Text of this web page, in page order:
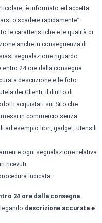
è informato ed accetta
o scadere rapidamente”
le caratteristiche e le qualità di
anche in conseguenza di
segnalazione riguardo
24 ore dalla consegna
descrizione e le foto
dei Clienti, il diritto di
acquistati sul Sito che
in commercio senza
ad esempio libri, gadget, utensili
ogni segnalazione relativa
ricevuti.
indicata:
24 ore dalla consegna
descrizione accurata e